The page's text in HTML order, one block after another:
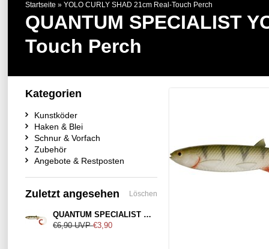
Startseite » YOLO CURLY SHAD 21cm Real-Touch Perch
QUANTUM SPECIALIST
Touch Perch
Kategorien
Kunstköder
Haken & Blei
Schnur & Vorfach
Zubehör
Angebote & Restposten
Zuletzt angesehen Löschen
QUANTUM SPECIALIST Real-Touch Perch 21cm
€6,90UVP €3,90